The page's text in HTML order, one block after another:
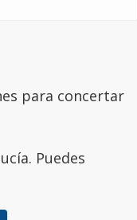
para concertar
Puedes